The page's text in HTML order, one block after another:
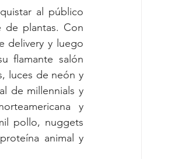
al público
de plantas. Con
delivery y luego
flamante salón
luces de neón y
de millennials y
y
pollo, nuggets
animal y